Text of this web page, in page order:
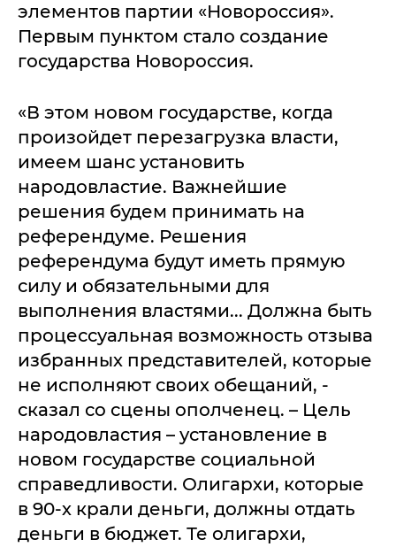
элементов партии «Новороссия».
Первым пунктом стало создание
государства Новороссия.
«В этом новом государстве, когда
произойдет перезагрузка власти,
имеем шанс установить
народовластие. Важнейшие
решения будем принимать на
референдуме. Решения
референдума будут иметь прямую
силу и обязательными для
выполнения властями... Должна быть
процессуальная возможность отзыва
избранных представителей, которые
не исполняют своих обещаний, -
сказал со сцены ополченец. – Цель
народовластия – установление в
новом государстве социальной
справедливости. Олигархи, которые
в 90-х крали деньги, должны отдать
деньги в бюджет. Те олигархи,